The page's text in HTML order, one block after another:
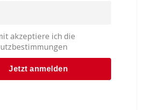
akzeptiere ich die